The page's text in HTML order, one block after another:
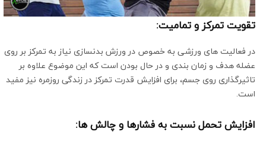
تقویت تمرکز و تمامیت:
در فعالیت های ورزشی به خصوص در ورزش بدنسازی نیاز به تمرکز بر روی
عضله هدف و زمان بندی و در حال بودن است که این موضوع علاوه بر
تاثیرگذاری روی جسم، برای افزایش قدرت تمرکز در زندگی روزمره نیز مفید
است.
افزایش تحمل نسبت به فشارها و چالش ها: